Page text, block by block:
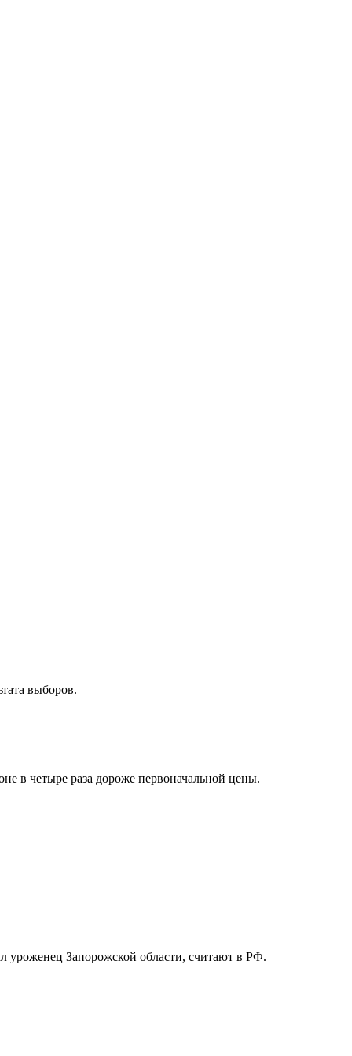
выборов.
в четыре раза дороже первоначальной цены.
уроженец Запорожской области, считают в РФ.